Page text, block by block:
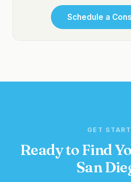
Schedule a
GET
Ready to Find
San